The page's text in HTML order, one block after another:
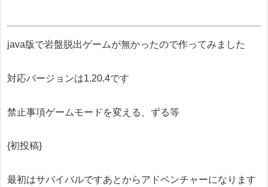
java版で岩盤脱出ゲームが無かったので作ってみました
対応バージョンは1.20.4です
禁止事項ゲームモードを変える、ずる等
{初投稿}
最初はサバイバルですあとからアドベンチャーになります